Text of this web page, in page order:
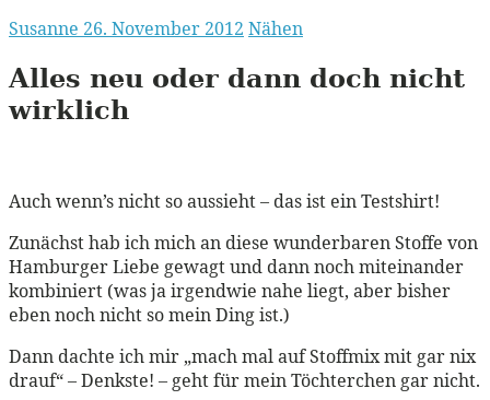
Susanne 26. November 2012 Nähen
Alles neu oder dann doch nicht
wirklich
Auch wenn’s nicht so aussieht – das ist ein Testshirt!
Zunächst hab ich mich an diese wunderbaren Stoffe von
Hamburger Liebe gewagt und dann noch miteinander
kombiniert (was ja irgendwie nahe liegt, aber bisher
eben noch nicht so mein Ding ist.)
Dann dachte ich mir „mach mal auf Stoffmix mit gar nix
drauf“ – Denkste! – geht für mein Töchterchen gar nicht.